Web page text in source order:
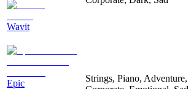
Wavit
Epic
Strings, Piano, Adventure,